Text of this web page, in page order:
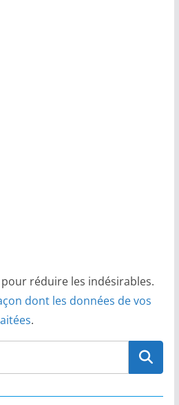
réduire les indésirables.
dont les données de vos
.